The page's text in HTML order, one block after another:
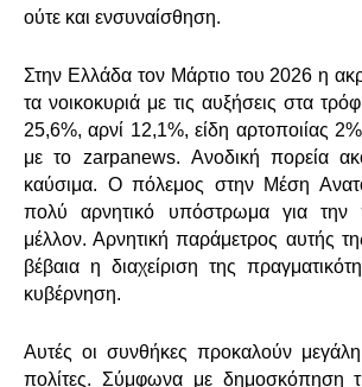
ούτε και ενσυναίσθηση.
Στην Ελλάδα τον Μάρτιο του 2026 η
τα νοικοκυριά με τις αυξήσεις στα
25,6%, αρνί 12,1%, είδη αρτοποιίας
με το zarpanews. Ανοδική πορεία
καύσιμα. Ο πόλεμος στην Μέση
πολύ αρνητικό υπόστρωμα για την
μέλλον. Αρνητική παράμετρος αυτής
βέβαια η διαχείριση της
κυβέρνηση.
Αυτές οι συνθήκες προκαλούν
πολίτες. Σύμφωνα με δημοσκόπηση